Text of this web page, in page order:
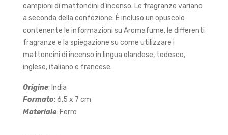
m
ssic
campioni di mattoncini d’incenso. Le fragranze variano
a seconda della confezione. È incluso un opuscolo
contenente le informazioni su Aromafume, le differenti
fragranze e la spiegazione su come utilizzare i
mattoncini di incenso in lingua olandese, tedesco,
inglese, italiano e francese.
Origine: India
Formato: 6,5 x 7 cm
Materiale: Ferro